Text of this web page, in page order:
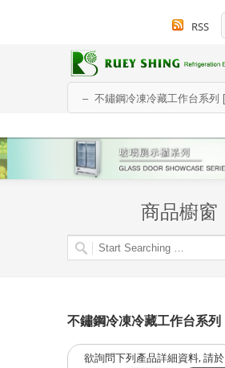
RSS
商品櫥窗
不鏽鋼冷凍冷藏工作台系列
欲詢問下列產品詳細資料, 請於